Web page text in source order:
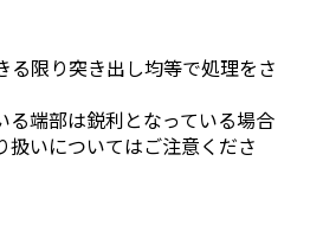
る限り突き出し均等で処理をさ
る端部は鋭利となっている場合
扱いについてはご注意くださ